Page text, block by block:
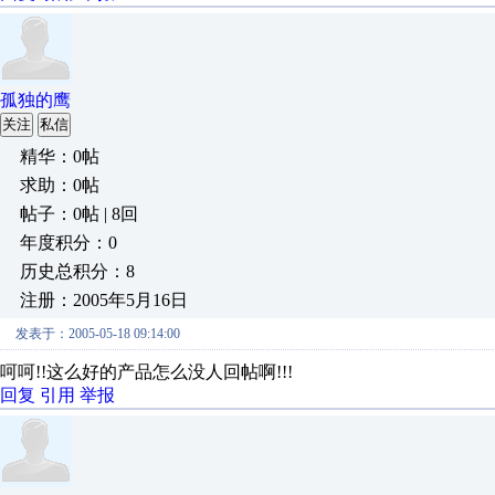
孤独的鹰
关注 私信
精华：0帖
求助：0帖
帖子：0帖 | 8回
年度积分：0
历史总积分：8
注册：2005年5月16日
发表于：2005-05-18 09:14:00
呵呵!!这么好的产品怎么没人回帖啊!!!
回复 引用 举报